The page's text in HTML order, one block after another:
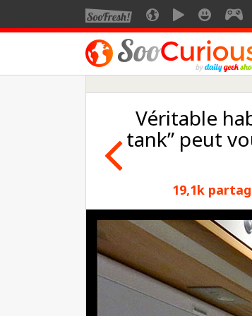
Véritable
tank” peut
19,1k